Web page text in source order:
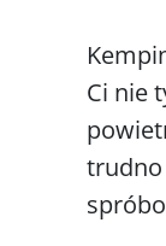
Ci nie
trudno